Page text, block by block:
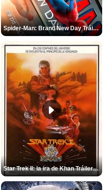
Spider-Man: Brand New Day Tráiler (3)
Star Trek II: la ira de Khan Tráiler VO